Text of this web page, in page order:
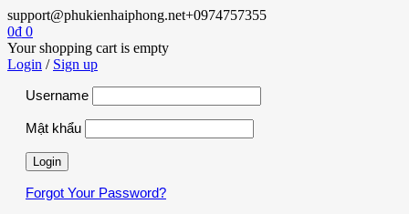
support@phukienhaiphong.net+0974757355
0₫ 0
Your shopping cart is empty
Login / Sign up
Username
Mật khẩu
Forgot Your Password?